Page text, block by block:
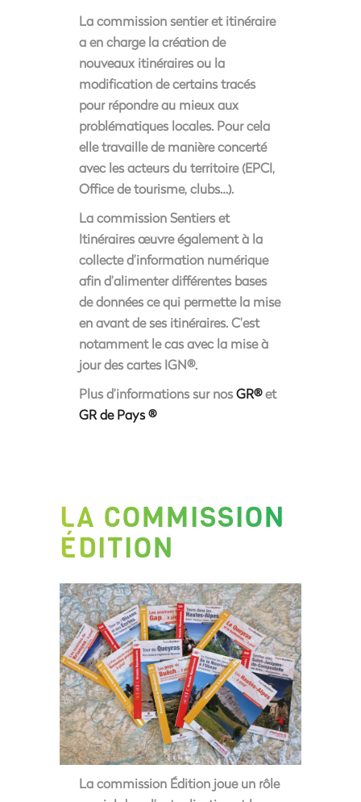
La commission sentier et itinéraire
a en charge la création de
nouveaux itinéraires ou la
modification de certains tracés
pour répondre au mieux aux
problématiques locales. Pour cela
elle travaille de manière concerté
avec les acteurs du territoire (EPCI,
Office de tourisme, clubs…).
La commission Sentiers et
Itinéraires œuvre également à la
collecte d’information numérique
afin d’alimenter différentes bases
de données ce qui permette la mise
en avant de ses itinéraires. C’est
notamment le cas avec la mise à
jour des cartes IGN®.
Plus d’informations sur nosGR®et
GR de Pays ®
LA COMMISSION
ÉDITION
La commission Édition joue un rôle